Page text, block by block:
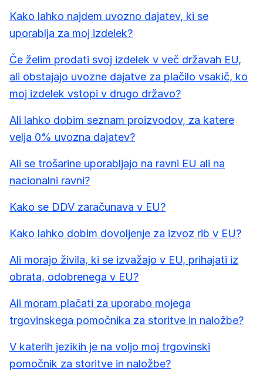
Kako lahko najdem uvozno dajatev, ki se
uporablja za moj izdelek?
Če želim prodati svoj izdelek v več državah EU,
ali obstajajo uvozne dajatve za plačilo vsakič, ko
moj izdelek vstopi v drugo državo?
Ali lahko dobim seznam proizvodov, za katere
velja 0% uvozna dajatev?
Ali se trošarine uporabljajo na ravni EU ali na
nacionalni ravni?
Kako se DDV zaračunava v EU?
Kako lahko dobim dovoljenje za izvoz rib v EU?
Ali morajo živila, ki se izvažajo v EU, prihajati iz
obrata, odobrenega v EU?
Ali moram plačati za uporabo mojega
trgovinskega pomočnika za storitve in naložbe?
V katerih jezikih je na voljo moj trgovinski
pomočnik za storitve in naložbe?